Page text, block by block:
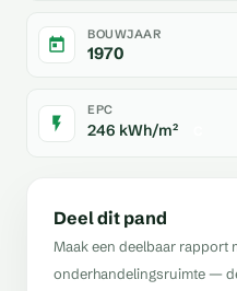
BOUWJAAR
1970
EPC
246 kWh/m²
Deel dit pand
Maak een deelbaar rapport
onderhandelingsruimte —